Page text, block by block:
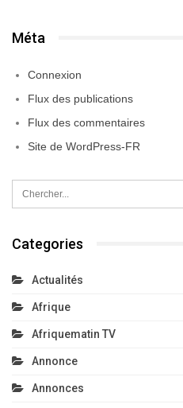
Méta
Connexion
Flux des publications
Flux des commentaires
Site de WordPress-FR
Categories
Actualités
Afrique
Afriquematin TV
Annonce
Annonces